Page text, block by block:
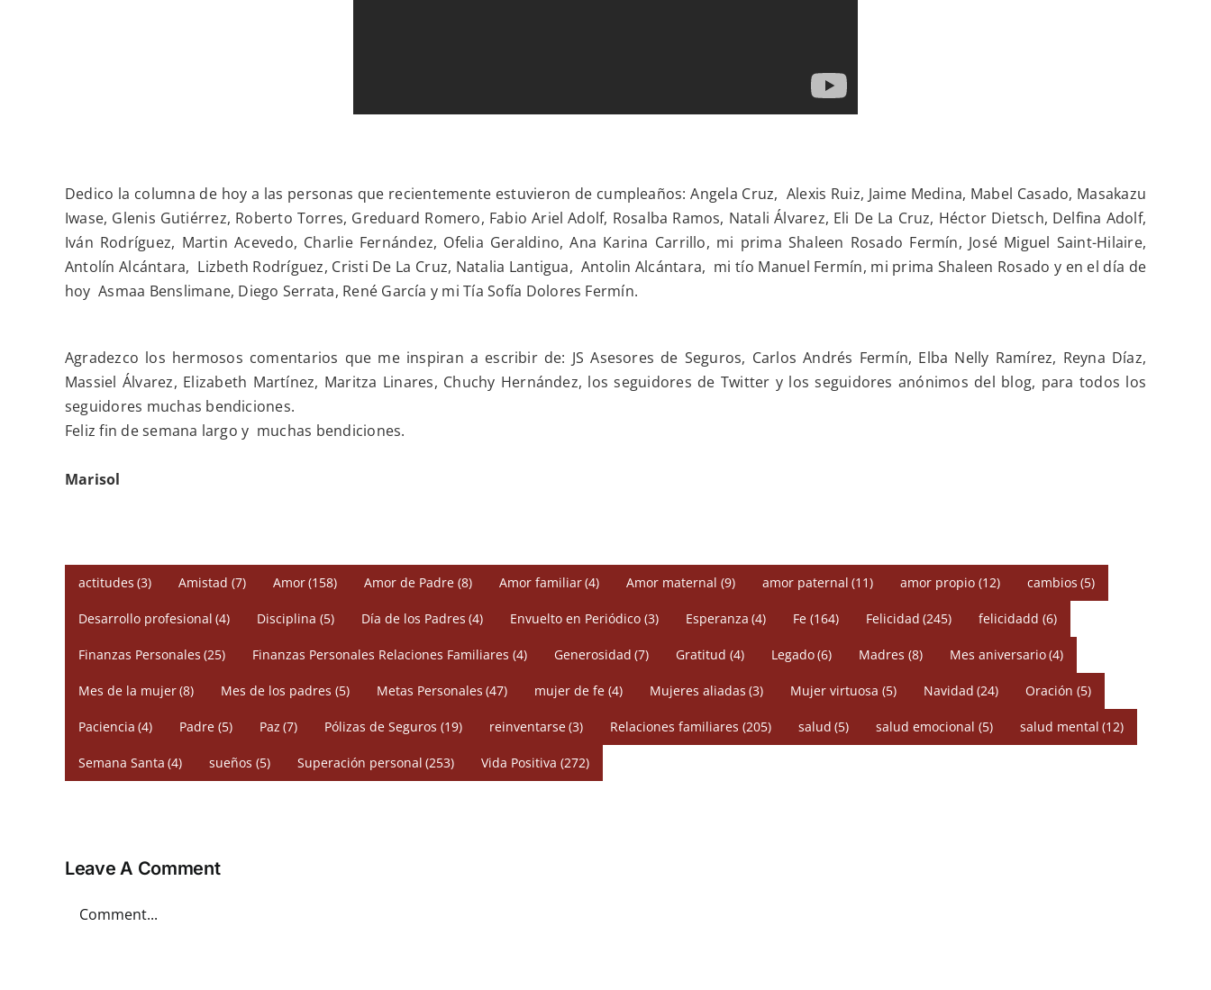
Dedico la columna de hoy a las personas que recientemente estuvieron de cumpleaños: Angela Cruz, Alexis Ruiz, Jaime Medina, Mabel Casado, Masakazu
Iwase, Glenis Gutiérrez, Roberto Torres, Greduard Romero, Fabio Ariel Adolf, Rosalba Ramos, Natali Álvarez, Eli De La Cruz, Héctor Dietsch, Delfina Adolf,
Iván Rodríguez, Martin Acevedo, Charlie Fernández, Ofelia Geraldino, Ana Karina Carrillo, mi prima Shaleen Rosado Fermín, José Miguel Saint-Hilaire,
Antolín Alcántara, Lizbeth Rodríguez, Cristi De La Cruz, Natalia Lantigua, Antolin Alcántara, mi tío Manuel Fermín, mi prima Shaleen Rosado y en el día de
hoyAsmaa Benslimane, Diego Serrata, René García y mi Tía Sofía Dolores Fermín.
Agradezco los hermosos comentarios que me inspiran a escribir de: JS Asesores de Seguros, Carlos Andrés Fermín, Elba Nelly Ramírez, Reyna Díaz,
Massiel Álvarez, Elizabeth Martínez, Maritza Linares, Chuchy Hernández, los seguidores de Twitter y los seguidores anónimos del blog, para todos los
seguidores muchas bendiciones.
Feliz fin de semana largo y muchas bendiciones.
Marisol
actitudes (3) Amistad (7) Amor(158) Amor de Padre (8) Amor familiar(4) Amor maternal (9) amor paternal (11) amor propio (12) cambios (5)
Desarrollo profesional (4) Disciplina (5) Día de los Padres (4) Envuelto en Periódico (3) Esperanza (4) Fe (164) Felicidad (245) felicidadd (6)
Finanzas Personales (25) Finanzas Personales Relaciones Familiares (4) Generosidad (7) Gratitud (4) Legado(6) Madres (8) Mes aniversario(4)
Mes de la mujer(8) Mes de los padres (5) Metas Personales (47) mujer de fe (4) Mujeres aliadas (3) Mujer virtuosa (5) Navidad (24) Oración (5)
Paciencia (4) Padre (5) Paz (7) Pólizas de Seguros (19) reinventarse(3) Relaciones familiares (205) salud (5) salud emocional (5) salud mental (12)
Semana Santa (4) sueños (5) Superación personal (253) Vida Positiva (272)
Leave A Comment